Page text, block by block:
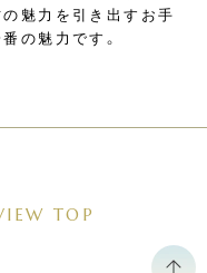
魅力を引き出すお手
の魅力です。
TOP